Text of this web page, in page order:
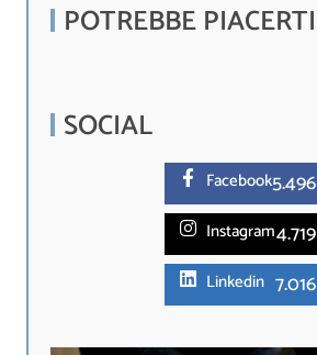
POTREBBE PIACERTI
SOCIAL
Facebook5.496
Instagram4.719
Linkedin 7.016